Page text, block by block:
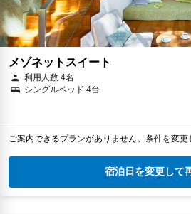
メゾネットスイート
利用人数 4名
シングルベッド 4台
ご案内できるプランがありません。条件を変更
宿泊日を変更して